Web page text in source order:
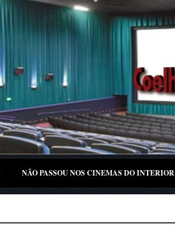
NÃO PASSOU NOS CINEMAS DO INTERIOR